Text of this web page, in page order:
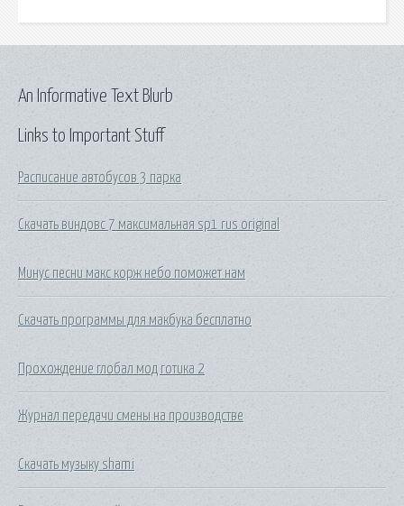
Links to Important Stuff
Расписание автобусов 3 парка
Скачать виндовс 7 максимальная sp1 rus original
Минус песни макс корж небо поможет нам
Скачать программы для макбука бесплатно
Прохождение глобал мод готика 2
Журнал передачи смены на производстве
Скачать музыку shami
An Informative Text Blurb